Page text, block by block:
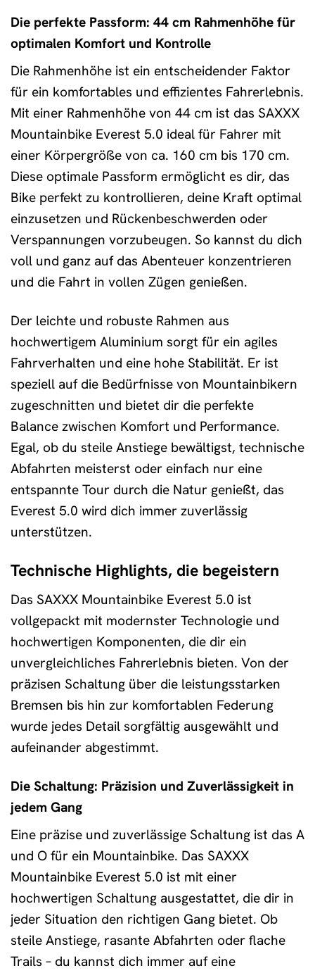
Die perfekte Passform: 44 cm Rahmenhöhe für
optimalen Komfort und Kontrolle
Die Rahmenhöhe ist ein entscheidender Faktor
für ein komfortables und effizientes Fahrerlebnis.
Mit einer Rahmenhöhe von 44 cm ist das SAXXX
Mountainbike Everest 5.0 ideal für Fahrer mit
einer Körpergröße von ca. 160 cm bis 170 cm.
Diese optimale Passform ermöglicht es dir, das
Bike perfekt zu kontrollieren, deine Kraft optimal
einzusetzen und Rückenbeschwerden oder
Verspannungen vorzubeugen. So kannst du dich
voll und ganz auf das Abenteuer konzentrieren
und die Fahrt in vollen Zügen genießen.
Der leichte und robuste Rahmen aus
hochwertigem Aluminium sorgt für ein agiles
Fahrverhalten und eine hohe Stabilität. Er ist
speziell auf die Bedürfnisse von Mountainbikern
zugeschnitten und bietet dir die perfekte
Balance zwischen Komfort und Performance.
Egal, ob du steile Anstiege bewältigst, technische
Abfahrten meisterst oder einfach nur eine
entspannte Tour durch die Natur genießt, das
Everest 5.0 wird dich immer zuverlässig
unterstützen.
Technische Highlights, die begeistern
Das SAXXX Mountainbike Everest 5.0 ist
vollgepackt mit modernster Technologie und
hochwertigen Komponenten, die dir ein
unvergleichliches Fahrerlebnis bieten. Von der
präzisen Schaltung über die leistungsstarken
Bremsen bis hin zur komfortablen Federung
wurde jedes Detail sorgfältig ausgewählt und
aufeinander abgestimmt.
Die Schaltung: Präzision und Zuverlässigkeit in
jedem Gang
Eine präzise und zuverlässige Schaltung ist das A
und O für ein Mountainbike. Das SAXXX
Mountainbike Everest 5.0 ist mit einer
hochwertigen Schaltung ausgestattet, die dir in
jeder Situation den richtigen Gang bietet. Ob
steile Anstiege, rasante Abfahrten oder flache
Trails – du kannst dich immer auf eine